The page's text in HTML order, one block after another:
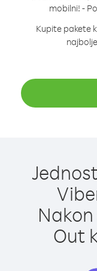
mobilni! -
Kupite pakete
Out